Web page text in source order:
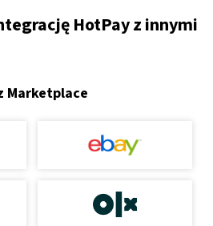
HotPay z innymi
Marketplace